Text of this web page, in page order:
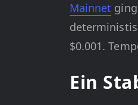
Mainnet
$0.001.
Ein